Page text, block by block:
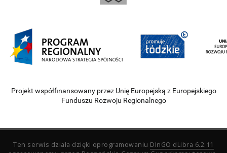
Projekt współfinansowany przez Unię Europejską z Europejskiego
Funduszu Rozwoju Regionalnego
Ten serwis działa dzięki oprogramowaniu DInGO dLibra 6.2.11